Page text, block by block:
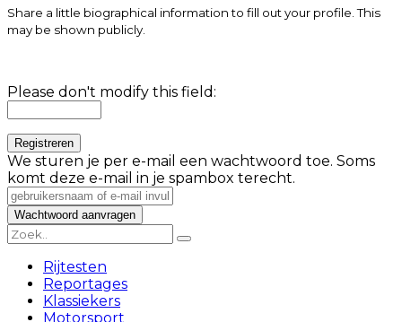
Share a little biographical information to fill out your profile. This
may be shown publicly.
Please don't modify this field:
We sturen je per e-mail een wachtwoord toe. Soms
komt deze e-mail in je spambox terecht.
Rijtesten
Reportages
Klassiekers
Motorsport